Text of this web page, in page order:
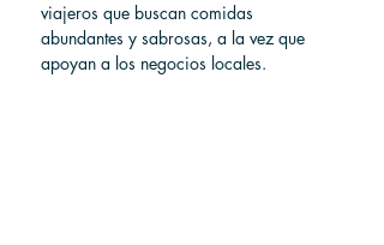
viajeros que buscan comidas
abundantes y sabrosas, a la vez que
apoyan a los negocios locales.